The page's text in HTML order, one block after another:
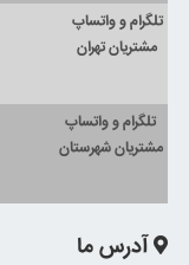
تلگرام و واتساپ
مشتریان تهران
تلگرام و واتساپ
مشتریان شهرستان
آدرس ما